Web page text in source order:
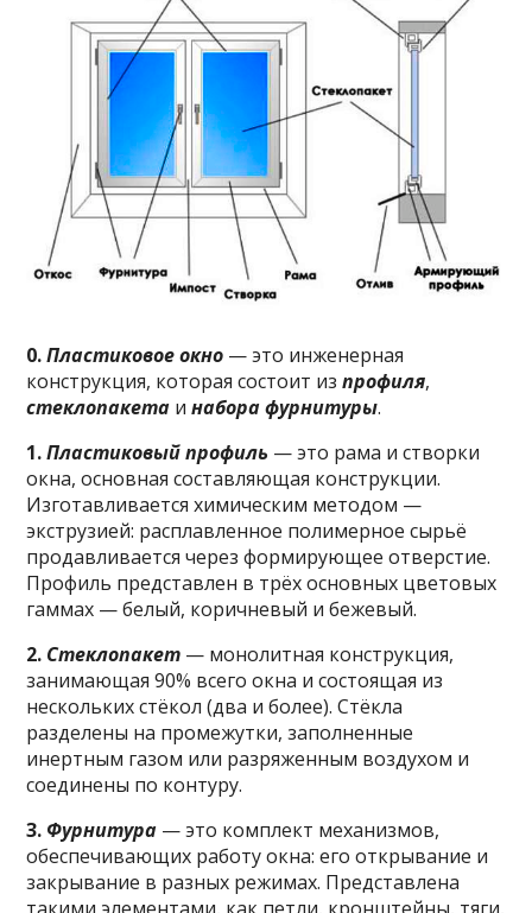
0. Пластиковое окно — это инженерная
конструкция, которая состоит изпрофиля,
стеклопакета инабора фурнитуры.
1.Пластиковый профиль — это рама и створки
окна, основная составляющая конструкции.
Изготавливается химическим методом —
экструзией: расплавленное полимерное сырьё
продавливается через формирующее отверстие.
Профиль представлен в трёх основных цветовых
гаммах — белый, коричневый и бежевый.
2. Стеклопакет — монолитная конструкция,
занимающая 90% всего окна и состоящая из
нескольких стёкол (два и более). Стёкла
разделены на промежутки, заполненные
инертным газом или разряженным воздухом и
соединены по контуру.
3. Фурнитура — это комплект механизмов,
обеспечивающих работу окна: его открывание и
закрывание в разных режимах. Представлена